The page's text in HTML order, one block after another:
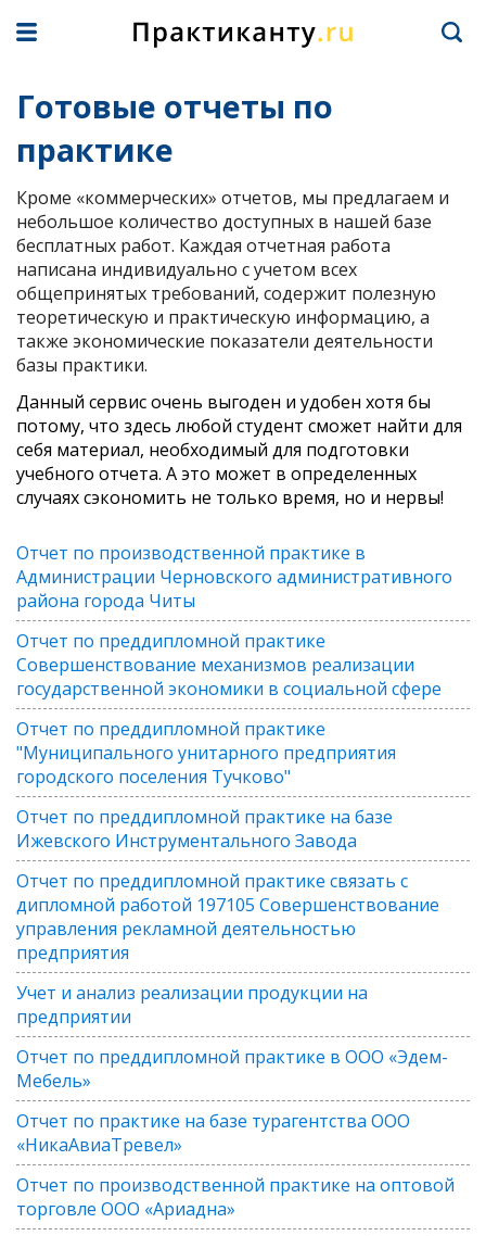
Готовые отчеты по
практике
Кроме «коммерческих» отчетов, мы предлагаем и
небольшое количество доступных в нашей базе
бесплатных работ. Каждая отчетная работа
написана индивидуально с учетом всех
общепринятых требований, содержит полезную
теоретическую и практическую информацию, а
также экономические показатели деятельности
базы практики.
Данный сервис очень выгоден и удобен хотя бы
потому, что здесь любой студент сможет найти для
себя материал, необходимый для подготовки
учебного отчета. А это может в определенных
случаях сэкономить не только время, но и нервы!
Отчет по производственной практике в
Администрации Черновского административного
района города Читы
Отчет по преддипломной практике
Совершенствование механизмов реализации
государственной экономики в социальной сфере
Отчет по преддипломной практике
"Муниципального унитарного предприятия
городского поселения Тучково"
Отчет по преддипломной практике на базе
Ижевского Инструментального Завода
Отчет по преддипломной практике связать с
дипломной работой 197105 Совершенствование
управления рекламной деятельностью
предприятия
Учет и анализ реализации продукции на
предприятии
Отчет по преддипломной практике в ООО «Эдем-
Мебель»
Отчет по практике на базе турагентства ООО
«НикаАвиаТревел»
Отчет по производственной практике на оптовой
торговле ООО «Ариадна»